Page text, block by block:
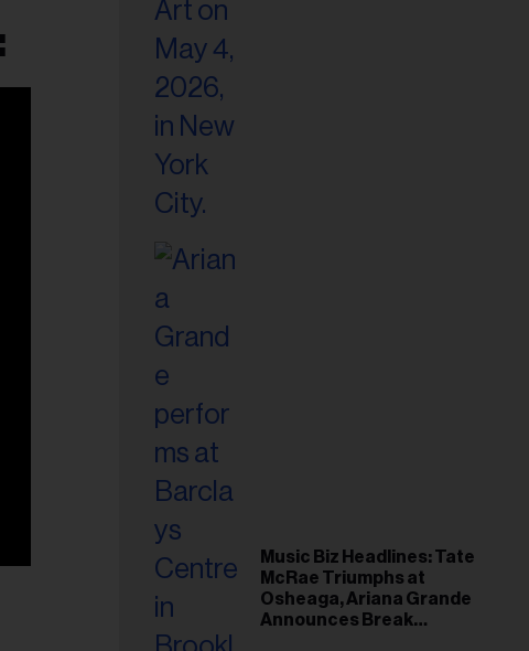
Music Biz Headlines: Tate
McRae Triumphs at
Osheaga, Ariana Grande
Announces Break